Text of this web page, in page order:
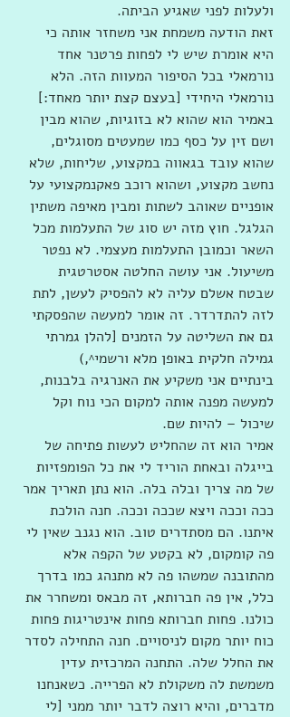
ולעלות לפני שאגיע הביתה.
זאת הודעה משמחת אני משחזר אותה כי
היא אומרת שיש לי לפחות פרטנר אחד
נורמאלי בכל הסיפור המעוות הזה. הלא
נורמאלי היחידי [בעצם קצת יותר מאחד:]
באמיר הוא שהוא לא בזוגיות, שהוא מבין
ושם זין על כסף כמו שמעטים מסוגלים,
שהוא עובד בגאווה במקצוע, שליחות, שלא
נחשב מקצוע, ושהוא רוכב פאקנמקצועי על
אופניים שאוהב לשתות ומבין מאיפה משתין
הגלגל. חוץ מזה יש סוג של התעלמות מכל
השאר וכמובן התעלמות מעצמי. לא נפטר
משיעול. אני עושה החלטה אסטרטגית
שבטח אשלם עליה לא להפסיק לעשן, לתת
לזה להתדרדר. זה אומר למעשה שהפסקתי
גם את השליטה על הזמנים [להלן גמרתי
גמילה חלקית באופן מלא ורשמי^,)
בינתיים אני משקיע את האנרגיה בלבנות,
למעשה מפנה אותה למקום הכי נוח וקל
שיכול – להיות שם.
אמיר הוא זה שהחליט לעשות פתיחה של
בייגלה ובאחת הוריד לי את כל הפומפזיות
של מה צריך ובלה בלה. הוא נתן תאריך אמר
ככה וככה ויצא שככה וככה. חנה הולכת
איתנו. הם מסתדרים טוב. הוא נגנב שאין לי
פה קומקום, לא בקטע של הקפה אלא
מהתובנה שמשהו פה לא מתנהג כמו בדרך
כלל, אין פה חברותא, זה מבאס ומשחרר את
כולנו. פחות חברותא פחות אינטריגות פחות
כוח יותר מקום לניסויים. חנה התחילה לסדר
את החלל שלה. התחנה המרכזית עדין
משמשת לה משקולת לא הפרייה. כשאנחנו
מדברים, והיא רוצה לדבר יותר ממני [לי